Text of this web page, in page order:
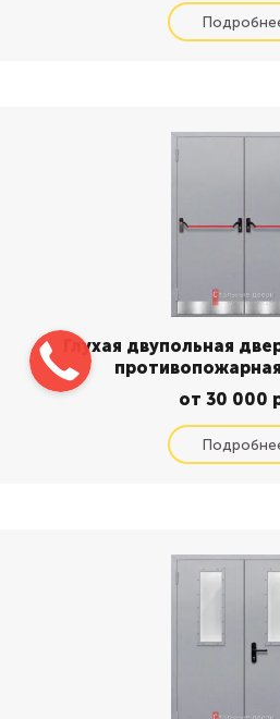
Глухая двупольная
от 30 000